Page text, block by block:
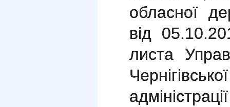
обласної
від
листа